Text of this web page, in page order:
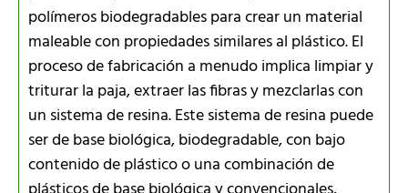
polímeros biodegradables para crear un material
maleable con propiedades similares al plástico. El
proceso de fabricación a menudo implica limpiar y
triturar la paja, extraer las fibras y mezclarlas con
un sistema de resina. Este sistema de resina puede
ser de base biológica, biodegradable, con bajo
contenido de plástico o una combinación de